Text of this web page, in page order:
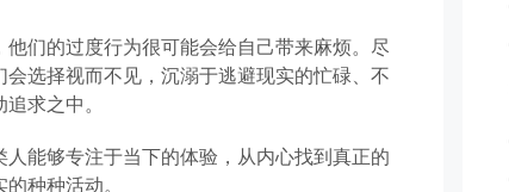
们的过度行为很可能会给自己带来麻烦。尽
选择视而不见，沉溺于逃避现实的忙碌、不
求之中。
能够专注于当下的体验，从内心找到真正的
种种活动。